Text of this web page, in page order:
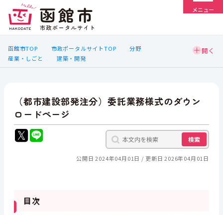
メニュー
函館市TOP 市政ポータルサイトTOP
分野
産業・しごと
建築・開発
（都市建設部発注分）委託業務様式のダウン
ロードページ
検索
公開日 2024年04月01日 更新日 2026年04月01日
目次